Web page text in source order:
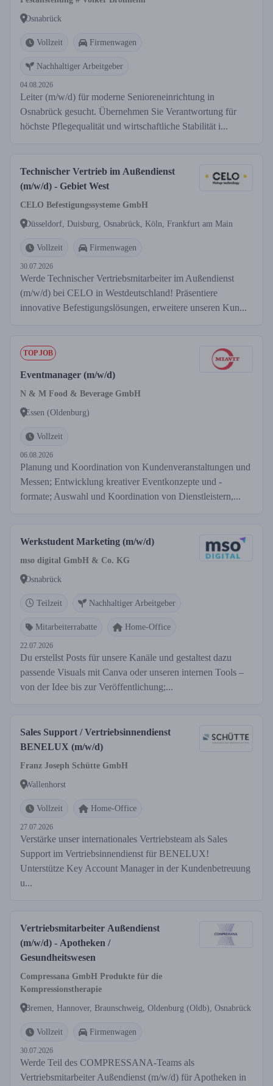
Osnabrück
Vollzeit Firmenwagen
Nachhaltiger Arbeitgeber
04.08.2026
Leiter (m/w/d) für moderne Senioreneinrichtung in
Osnabrück gesucht. Übernehmen Sie Verantwortung für
höchste Pflegequalität und wirtschaftliche Stabilität i...
Technischer Vertrieb im Außendienst
(m/w/d) - Gebiet West
CELO Befestigungssysteme GmbH
Düsseldorf, Duisburg, Osnabrück, Köln, Frankfurt am Main
Vollzeit Firmenwagen
30.07.2026
Werde Technischer Vertriebsmitarbeiter im Außendienst
(m/w/d) bei CELO in Westdeutschland! Präsentiere
innovative Befestigungslösungen, erweitere unseren Kun...
TOP JOB
Eventmanager (m/w/d)
N & M Food & Beverage GmbH
Essen (Oldenburg)
Vollzeit
06.08.2026
Planung und Koordination von Kundenveranstaltungen und
Messen; Entwicklung kreativer Eventkonzepte und -
formate; Auswahl und Koordination von Dienstleistern,...
Werkstudent Marketing (m/w/d)
mso digital GmbH & Co. KG
Osnabrück
Teilzeit Nachhaltiger Arbeitgeber
Mitarbeiterrabatte Home-Office
22.07.2026
Du erstellst Posts für unsere Kanäle und gestaltest dazu
passende Visuals mit Canva oder unseren internen Tools –
von der Idee bis zur Veröffentlichung;...
Sales Support / Vertriebsinnendienst
BENELUX (m/w/d)
Franz Joseph Schütte GmbH
Wallenhorst
Vollzeit Home-Office
27.07.2026
Verstärke unser internationales Vertriebsteam als Sales
Support im Vertriebsinnendienst für BENELUX!
Unterstütze Key Account Manager in der Kundenbetreuung
u...
Vertriebsmitarbeiter Außendienst
(m/w/d) - Apotheken /
Gesundheitswesen
Compressana GmbH Produkte für die
Kompressionstherapie
Bremen, Hannover, Braunschweig, Oldenburg (Oldb), Osnabrück
Vollzeit Firmenwagen
30.07.2026
Werde Teil des COMPRESSANA-Teams als
Vertriebsmitarbeiter Außendienst (m/w/d) für Apotheken in